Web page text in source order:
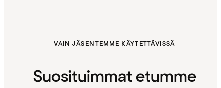
VAIN JÄSENTEMME KÄYTETTÄVISSÄ
Suosituimmat etumme